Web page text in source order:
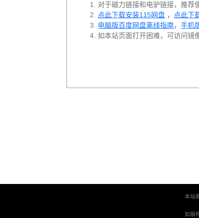
对于磁力链接和电驴链接，推荐
点此下载安装115网盘 ， 点此下
电脑版百度网盘离线指南，手机
如本站页面打开困难，可访问镜
本站
如版